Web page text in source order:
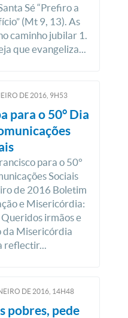
Sé “Prefiro a
(Mt 9, 13). As
caminho jubilar 1.
que evangeliza...
DE 2016, 9H53
para o 50° Dia
para o 50°
Sociais
de 2016 Boletim
e Misericórdia:
irmãos e
da Misericórdia
reflectir...
DE2016, 14H48
pobres, pede